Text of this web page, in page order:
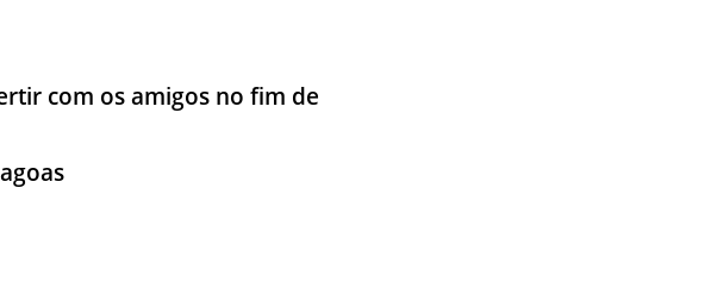
com os amigos no fim de